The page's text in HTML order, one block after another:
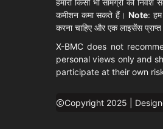
कमीशन कमा सकते हैं। Note: हम
करना चाहिए और एक लाइसेंस प्राप्त
X-BMC does not
personal views only and
participate at their own
Copyright 2025 |